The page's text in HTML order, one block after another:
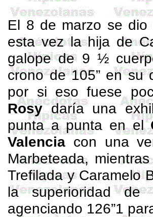
El 8 de marzo se dio
esta vez la hija de
galope de 9 ½
crono de 105” en su
por si eso fuese
Rosydaría una
punta a punta en el
Valencia con una
Marbeteada,
Trefilada y Caramelo
la superioridad de
agenciando 126”1